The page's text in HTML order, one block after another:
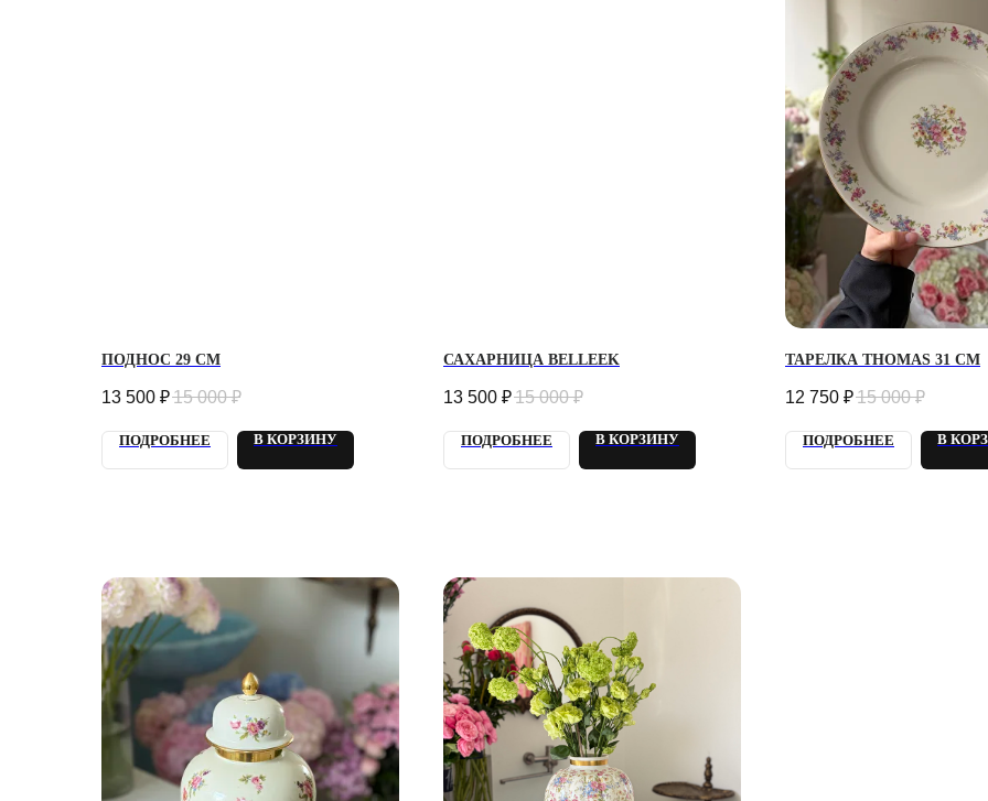
ПОДНОС 29 СМ
13 500 ₽15 000 ₽
ПОДРОБНЕЕ В КОРЗИНУ
САХАРНИЦА BELLEEK
13 500 ₽15 000 ₽
ПОДРОБНЕЕ В КОРЗИНУ
ТАРЕЛКА THOMAS 31 СМ
12 750 ₽15 000 ₽
ПОДРОБНЕЕ В